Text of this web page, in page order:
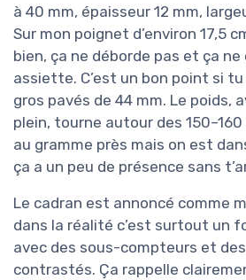
à 40 mm, épaisseur 12 mm,
Sur mon poignet d’environ 17,5
bien, ça ne déborde pas et ça ne
assiette. C’est un bon point si tu
gros pavés de 44 mm. Le poids,
plein, tourne autour des 150–160
au gramme près mais on est
ça a un peu de présence sans
Le cadran est annoncé comme
dans la réalité c’est surtout un
avec des sous-compteurs et
contrastés. Ça rappelle